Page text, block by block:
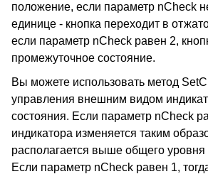
положение, если параметр nCheck
единице - кнопка переходит в
если параметр nCheck равен 2,
промежуточное состояние.
Вы можете использовать метод
управления внешним видом
состояния. Если параметр nCheck
индикатора изменяется таким
располагается выше общего уровня
Если параметр nCheck равен 1,